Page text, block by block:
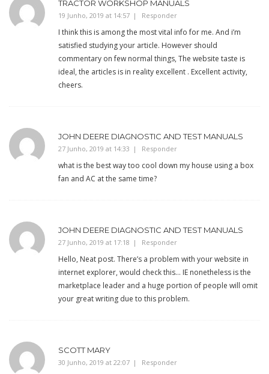
TRACTOR WORKSHOP MANUALS
19 Junho, 2019 at 14:57 Responder
I think this is among the most vital info for me. And i’m
satisfied studying your article. However should
commentary on few normal things, The website taste is
ideal, the articles is in reality excellent . Excellent activity,
cheers.
JOHN DEERE DIAGNOSTIC AND TEST MANUALS
27 Junho, 2019 at 14:33 Responder
what is the best way too cool down my house using a box
fan and AC at the same time?
JOHN DEERE DIAGNOSTIC AND TEST MANUALS
27 Junho, 2019 at 17:18 Responder
Hello, Neat post. There’s a problem with your website in
internet explorer, would check this… IE nonetheless is the
marketplace leader and a huge portion of people will omit
your great writing due to this problem.
SCOTT MARY
30 Junho, 2019 at 22:07 Responder